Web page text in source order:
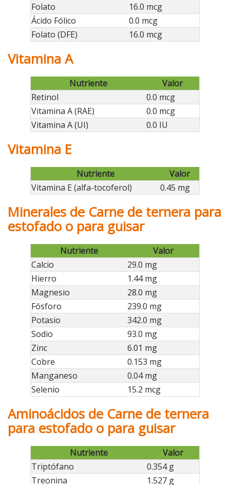
Folato
16.0 mcg
Ácido Fólico
0.0 mcg
Folato (DFE)
16.0 mcg
Vitamina A
Nutriente
Valor
Retinol
0.0 mcg
Vitamina A (RAE)
0.0 mcg
Vitamina A (UI)
0.0 IU
Vitamina E
Nutriente
Valor
Vitamina E (alfa-tocoferol)
0.45 mg
Minerales de Carne de ternera para
estofado o para guisar
Nutriente
Valor
Calcio
29.0 mg
Hierro
1.44 mg
Magnesio
28.0 mg
Fósforo
239.0 mg
Potasio
342.0 mg
Sodio
93.0 mg
Zinc
6.01 mg
Cobre
0.153 mg
Manganeso
0.04 mg
Selenio
15.2 mcg
Aminoácidos de Carne de ternera
para estofado o para guisar
Nutriente
Valor
Triptófano
0.354 g
Treonina
1.527 g